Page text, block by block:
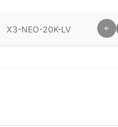
X3-NEO-20K-LV